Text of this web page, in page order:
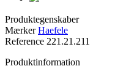
Produktegenskaber
Mærker Haefele
Reference 221.21.211
Produktinformation